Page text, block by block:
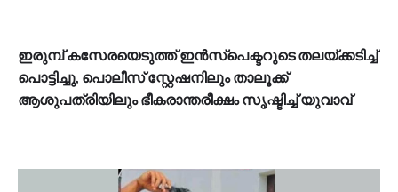
ഇരുമ്പ് കസേരയെടുത്ത് ഇൻസ്പെക്ടറുടെ തലയ്ക്കടിച്ച്
പൊട്ടിച്ചു, പൊലീസ് സ്റ്റേഷനിലും താലൂക്ക്
ആശുപത്രിയിലും ഭീകരാന്തരീക്ഷം സൃഷ്ടിച്ച് യുവാവ്